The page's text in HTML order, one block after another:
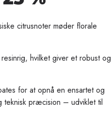
citrusnoter møder florale
hvilket giver et robust og
for at opnå en ensartet og
teknisk præcision – udviklet til